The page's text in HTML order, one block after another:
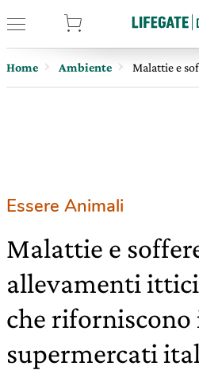
Home Ambiente Malattie e
Essere Animali
Malattie e
allevamenti
che riforniscono
supermercati